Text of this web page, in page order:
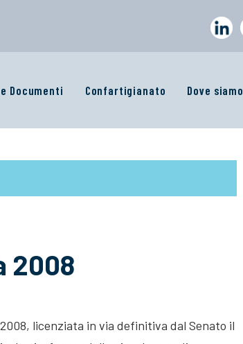
Documenti Confartigianato Dove siamo
2008
licenziata in via definitiva dal Senato il